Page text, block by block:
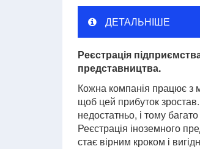
ДЕТАЛЬНІШЕ
Реєстрація
представництва.
Кожна компанія працює з
щоб цей прибуток
недостатньо, і тому
Реєстрація іноземного
стає вірним кроком і